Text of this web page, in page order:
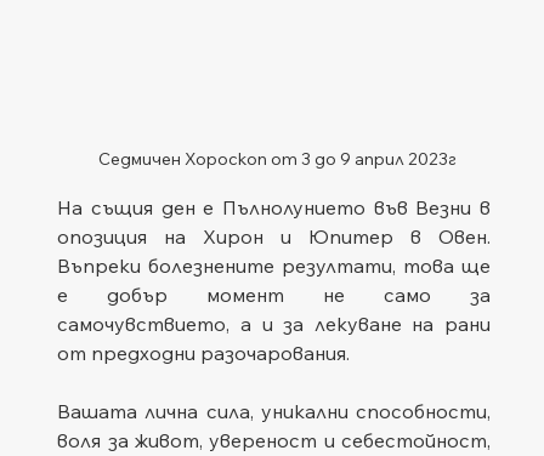
Седмичен Хороскоп от 3 до 9 април 2023г
На същия ден е Пълнолунието във Везни в
опозиция на Хирон и Юпитер в Овен.
Въпреки болезнените резултати, това ще
е добър момент не само за
самочувствието, а и за лекуване на рани
от предходни разочарования.
Вашата лична сила, уникални способности,
воля за живот, увереност и себестойност,